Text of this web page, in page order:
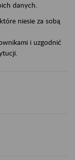
danych.
niesie za sobą
i uzgodnić